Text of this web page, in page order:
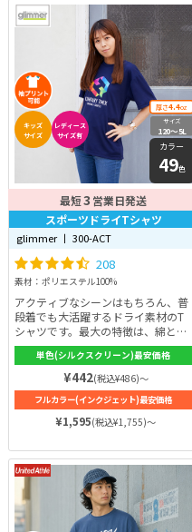
キッズ
サイズ
レディース
サイズ有
厚さ4.4oz
サイズ
120〜5L
カラー
49色
最短3 営業日発送
スポーツドライTシャツ
glimmer 丨 300-ACT
208
素材：ポリエステル100%
アクティブなシーンはもちろん、普
段着でも大活躍するドライ素材のT
シャツです。最大の特徴は、綿とは
比べ物にならないほど優れた吸汗速
乾性能。優れた吸汗速乾性能がある
素材と言えば、綿ですが、メッシュ
ポリエステル100%使用のスポーツ
ドライTシャツは綿の2倍以上（当社
比）の速乾性能を持ちます。素早く
肌から汗を吸収し乾燥するので常に
快適な着心地です♪
単色(シルクスクリーン)最安価格
¥442(税込¥486)～
フルカラー(インクジェット)最安価格
¥1,595(税込¥1,755)～